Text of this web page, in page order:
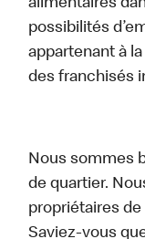
alimentaires
possibilités
appartenant à
des franchisés
Nous sommes
de quartier.
propriétaires
Saviez-vous